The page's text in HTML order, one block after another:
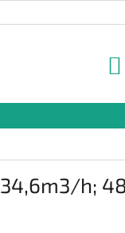
h;